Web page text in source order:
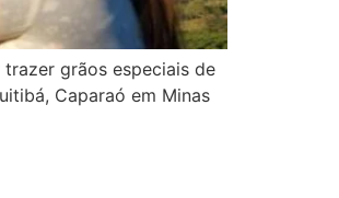
grãos especiais de
Caparaó em Minas